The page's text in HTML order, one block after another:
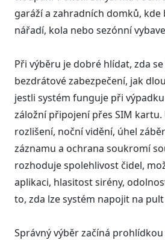
garáží a zahradních domků, kde
nářadí, kola nebo sezónní
Při výběru je dobré hlídat, zda
bezdrátové zabezpečení, jak
jestli systém funguje při
záložní připojení přes SIM
rozlišení, noční vidění, úhel
záznamu a ochrana soukromí
rozhoduje spolehlivost čidel,
aplikaci, hlasitost sirény,
to, zda lze systém napojit na
Správný výběr začíná